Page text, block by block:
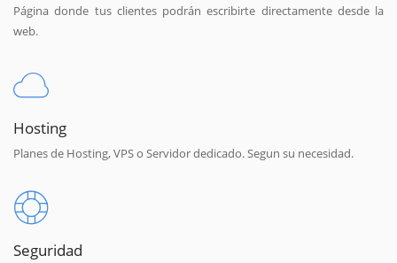
Página donde tus clientes podrán escribirte directamente desde la
web.
Hosting
Planes de Hosting, VPS o Servidor dedicado. Segun su necesidad.
Seguridad